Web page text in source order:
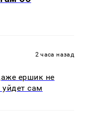
2 часа назад
ершик не
сам